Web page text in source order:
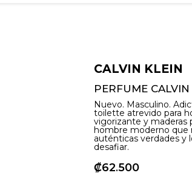
CALVIN KLEIN
PERFUME
Nuevo. Masculino.
toilette atrevido para
vigorizante y maderas
hombre moderno que
auténticas verdades y
desafiar.
₡62 500